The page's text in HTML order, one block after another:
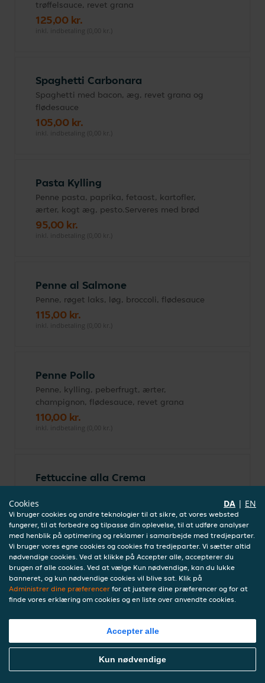
trøffelsauce, revet grana
125,00 kr.
inkl. indbetaling (0,00 kr.)
Spaghetti Carbonara
Spaghetti med bacon, æg, revet grana og
flødesauce
105,00 kr.
inkl. indbetaling (0,00 kr.)
Pasta Kylling
Penne pasta, paprika, fetaost, kartofler,
ærter, kogt æg, pesto.Serveres med brød
95,00 kr.
inkl. indbetaling (0,00 kr.)
Penne al Salmone
Penne, røget laks, løg, broccoli, flødesauce
115,00 kr.
inkl. indbetaling (0,00 kr.)
Penne Pollo
Penne, kylling, peberfrugt, ærter,
champignon, flødesauce, revet grana
110,00 kr.
inkl. indbetaling (0,00 kr.)
Fettuccine alla Crema
champignon, flødesauce og revet grana
110,00 kr.
inkl. indbetaling (0,00 kr.)
Spaghetti Bolognese
Spaghetti med kødsauce og revet grana
inkl. indbetaling (0,00 kr.)
Bestil Mad Online
Cookies DA | EN
Vi bruger cookies og andre teknologier til at sikre, at vores websted
fungerer, til at forbedre og tilpasse din oplevelse, til at udføre analyser
med henblik på optimering og reklamer i samarbejde med tredjeparter.
Vi bruger vores egne cookies og cookies fra tredjeparter. Vi sætter altid
nødvendige cookies. Ved at klikke på Accepter alle, accepterer du
brugen af alle cookies. Ved at vælge Kun nødvendige, kan du lukke
banneret, og kun nødvendige cookies vil blive sat. Klik på
Administrer dine præferencer for at justere dine præferencer og for at
finde vores erklæring om cookies og en liste over anvendte cookies.
Accepter alle
Kun nødvendige